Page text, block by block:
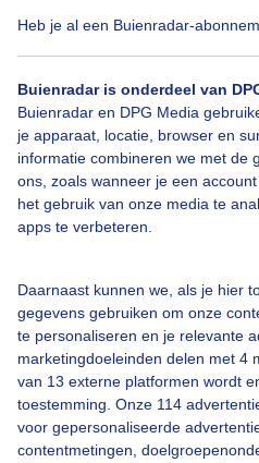
Heb je al een Buienradar-
Buienradar is onderdeel van
Buienradar en DPG Media
je apparaat, locatie, browser en
informatie combineren we met de
ons, zoals wanneer je een
het gebruik van onze media te
apps te verbeteren.
Daarnaast kunnen we, als je hier
gegevens gebruiken om onze
te personaliseren en je relevante
marketingdoeleinden delen met 4
van 13 externe platformen wordt
toestemming. Onze 114
voor gepersonaliseerde
contentmetingen,
Een moment
Over Buienradar
Bedrijfsgegevens